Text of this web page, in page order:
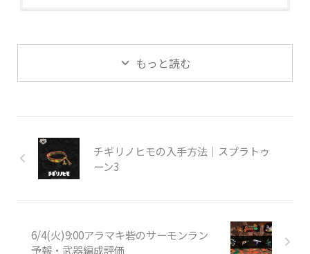
もっと読む
チギリノヒモの入手方法｜スプラトゥ
ーン3
6/4(火)9:00アラマキ砦のサーモンラン
予報・武器編成評価